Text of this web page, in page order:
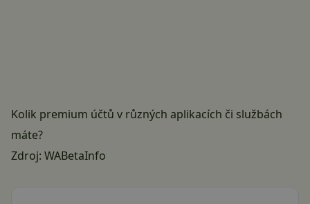
Kolik premium účtů v různých aplikacích či službách
máte?
Zdroj: WABetaInfo